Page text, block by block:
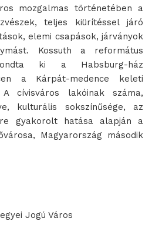
mozgalmas történetében a
teljes kiürítéssel járó
elemi csapások, járványok
Kossuth a református
ki a Habsburg-ház
a Kárpát-medence keleti
cívisváros lakóinak száma,
kulturális sokszínűsége, az
gyakorolt hatása alapján a
Magyarország második
Jogú Város